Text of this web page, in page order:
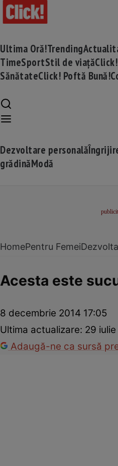
Ultima Oră!Trending
TimeSportStil de viață
SănătateClick! Poftă Bună!
Dezvoltare personală
grădinăModă
HomePentru Femei
Acesta este
8 decembrie 2014 17:05
Ultima actualizare: 29
Adaugă-ne ca sursă